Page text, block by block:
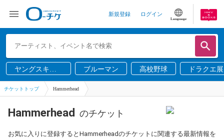
新規登録 ログイン
Language
ヤングスキニ
ー
ブルーマン 高校野球 ドラクエ展
チケットトップ Hammerhead
Hammerhead のチケット
お気に入りに登録するとHammerheadのチケットに関連する最新情報を